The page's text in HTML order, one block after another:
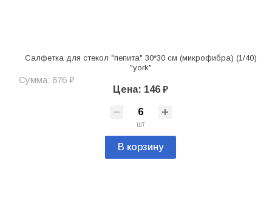
Салфетка для стекол "пепита" 30*30 см (микрофибра) (1/40)
"york"
Сумма: 876 ₽
Цена: 146 ₽
шт
В корзину